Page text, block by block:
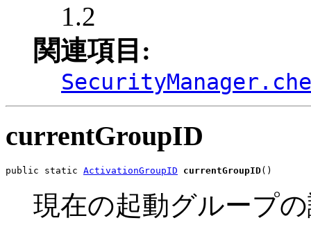
1.2
関連項目:
currentGroupID
public static ActivationGroupID currentGroupID()
現在の起動グループ